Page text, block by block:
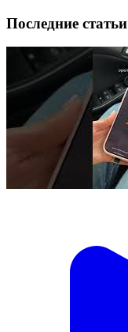
Последние статьи